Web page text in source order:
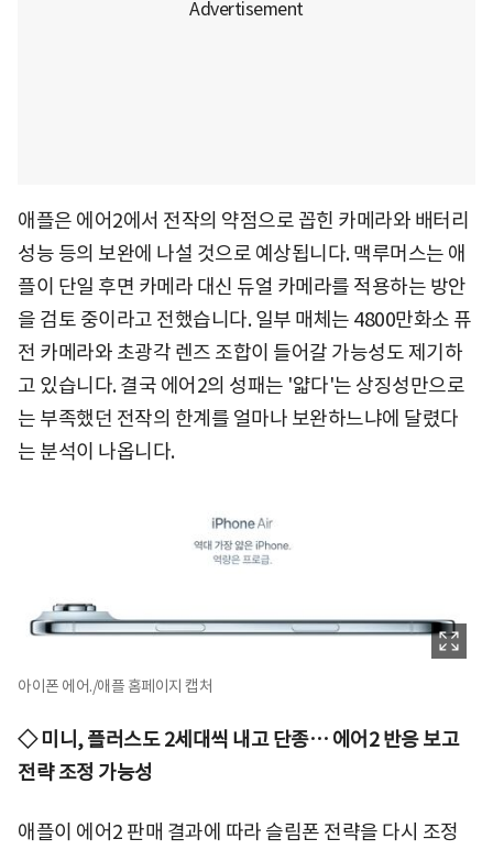
애플은 에어2에서 전작의 약점으로 꼽힌 카메라와 배터리
성능 등의 보완에 나설 것으로 예상됩니다. 맥루머스는 애
플이 단일 후면 카메라 대신 듀얼 카메라를 적용하는 방안
을 검토 중이라고 전했습니다. 일부 매체는 4800만화소 퓨
전 카메라와 초광각 렌즈 조합이 들어갈 가능성도 제기하
고 있습니다. 결국 에어2의 성패는 '얇다'는 상징성만으로
는 부족했던 전작의 한계를 얼마나 보완하느냐에 달렸다
는 분석이 나옵니다.
아이폰 에어./애플 홈페이지 캡처
◇ 미니, 플러스도 2세대씩 내고 단종… 에어2 반응 보고
전략 조정 가능성
애플이 에어2 판매 결과에 따라 슬림폰 전략을 다시 조정